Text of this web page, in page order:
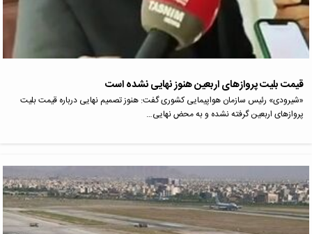
قیمت بلیت پروازهای اربعین هنوز نهایی نشده است
«شیرودی» رئیس سازمان هواپیمایی کشوری گفت: هنوز تصمیم نهایی درباره قیمت بلیت
پروازهای اربعین گرفته نشده و به محض نهایی…